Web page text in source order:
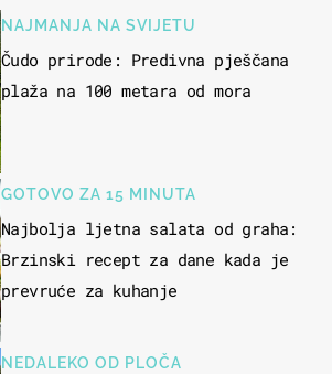
NAJMANJA NA SVIJETU
Čudo prirode: Predivna pješčana
plaža na 100 metara od mora
GOTOVO ZA 15 MINUTA
Najbolja ljetna salata od graha:
Brzinski recept za dane kada je
prevruće za kuhanje
NEDALEKO OD PLOČA